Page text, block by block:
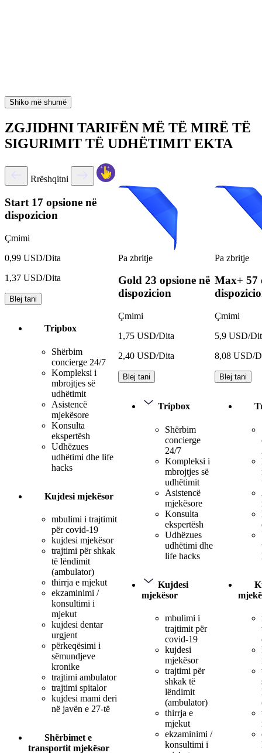
Shiko më shumë
ZGJIDHNI TARIFËN MË TË MIRË TË
SIGURIMIT TË UDHËTIMIT EKTA
Rrëshqitni
Start 17 opsione në
dispozicion
Çmimi
0,99 USD/Dita
1,37 USD/Dita
Blej tani
Tripbox
Shërbim
concierge 24/7
Kompleksi i
mbrojtjes së
udhëtimit
Asistencë
mjekësore
Konsulta
ekspertësh
Udhëzues
udhëtimi dhe life
hacks
Kujdesi mjekësor
mbulimi i trajtimit
për covid-19
kujdesi mjekësor
trajtimi për shkak
të lëndimit
(ambulator)
thirrja e mjekut
ekzaminimi /
konsultimi i
mjekut
kujdesi dentar
urgjent
përkeqësimi i
sëmundjeve
kronike
trajtimi ambulator
trajtimi spitalor
kujdesi mami deri
në javën e 27-të
Shërbimet e
transportit mjekësor
Pa zbritje
Gold 23 opsione në
dispozicion
Çmimi
1,75 USD/Dita
2,40 USD/Dita
Blej tani
Tripbox
Shërbim
concierge
24/7
Kompleksi i
mbrojtjes së
udhëtimit
Asistencë
mjekësore
Konsulta
ekspertësh
Udhëzues
udhëtimi dhe
life hacks
Kujdesi
mjekësor
mbulimi i
trajtimit për
covid-19
kujdesi
mjekësor
trajtimi për
shkak të
lëndimit
(ambulator)
thirrja e
mjekut
ekzaminimi /
konsultimi i
Pa zbritje
Max+ 57
Çmimi
5,9 USD/
8,08 USD/
Blej tani